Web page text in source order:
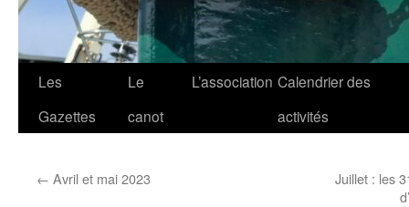
Les
Gazettes
Le
canot
L’association Calendrier des
activités
← Avril et mai 2023
Juillet : les